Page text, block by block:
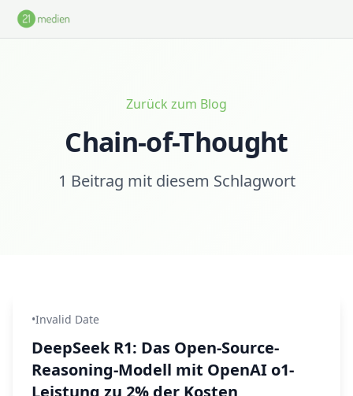
Zum Hauptinhalt springen
Zurück zum Blog
Chain-of-Thought
1 Beitrag mit diesem Schlagwort
•Invalid Date
DeepSeek R1: Das Open-Source-
Reasoning-Modell mit OpenAI o1-
Leistung zu 2% der Kosten